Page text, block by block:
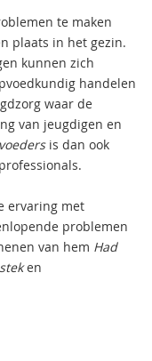
te maken
plaats in het gezin.
kunnen zich
handelen
waar de
van jeugdigen en
is dan ook
ervaring met
problemen
van hem Had
en